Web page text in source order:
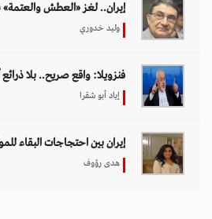
إيران.. لغز «العطش والعتمة»
وليد خدوري
فنزويلا: واقع صريح.. بلا ذرائع
إياد أبو شقرا
إيران بين احتجاجات البقاء
هدى رؤوف